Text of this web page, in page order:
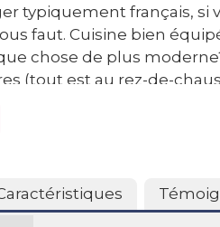
typiquement français,
faut. Cuisine bien
chose de plus
(tout est au rez-de-
car elles ont été
avec 2 lits simples